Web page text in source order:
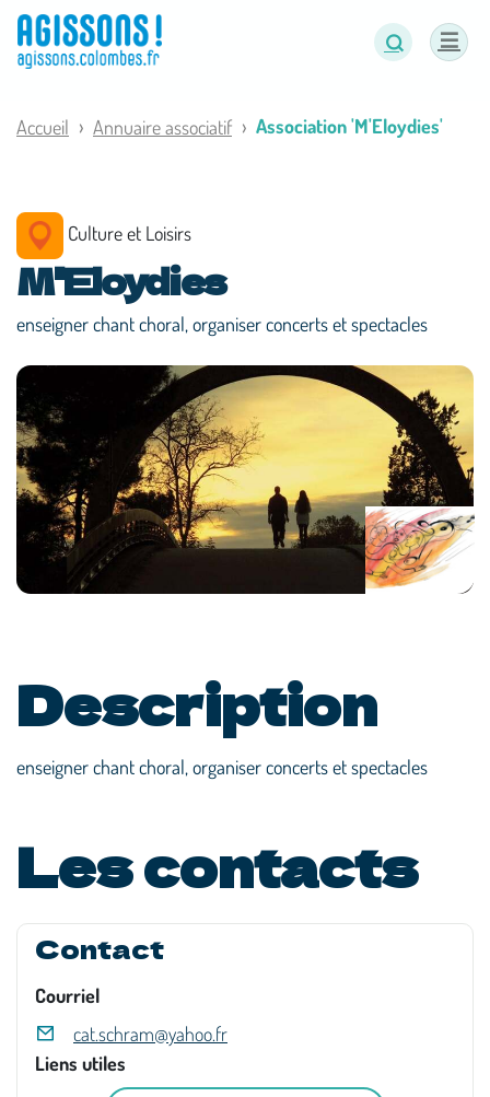
Accueil Annuaire associatif Association 'M'Eloydies'
Culture et Loisirs
M'Eloydies
enseigner chant choral, organiser concerts et spectacles
Description
enseigner chant choral, organiser concerts et spectacles
Les contacts
Contact
Courriel
cat.schram@yahoo.fr
Liens utiles
Panneau de gestion des cookies